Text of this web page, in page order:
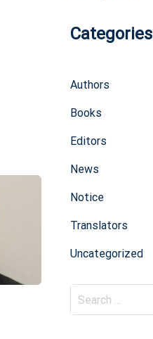
Categories
Authors
Books
Editors
News
Notice
Translators
Uncategorized
Search
for: